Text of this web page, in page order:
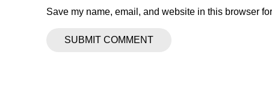
Save my name, email, and website in this browser